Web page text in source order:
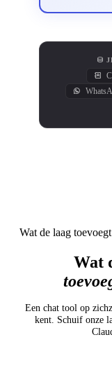
Wat de laag toevoegt
Wat
Een chat tool op
kent. Schuif onze